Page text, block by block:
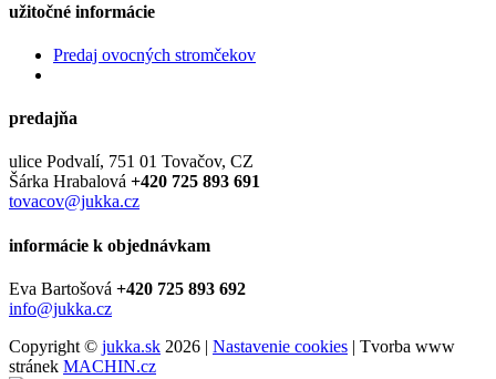
užitočné informácie
Predaj ovocných stromčekov
predajňa
ulice Podvalí, 751 01 Tovačov, CZ
Šárka Hrabalová +420 725 893 691
tovacov@jukka.cz
informácie k objednávkam
Eva Bartošová +420 725 893 692
info@jukka.cz
Copyright © jukka.sk 2026 | Nastavenie cookies | Tvorba www
stránek MACHIN.cz